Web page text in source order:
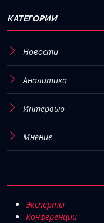
КАТЕГОРИИ
Новости
Аналитика
Интервью
Мнение
Эксперты
Конференции